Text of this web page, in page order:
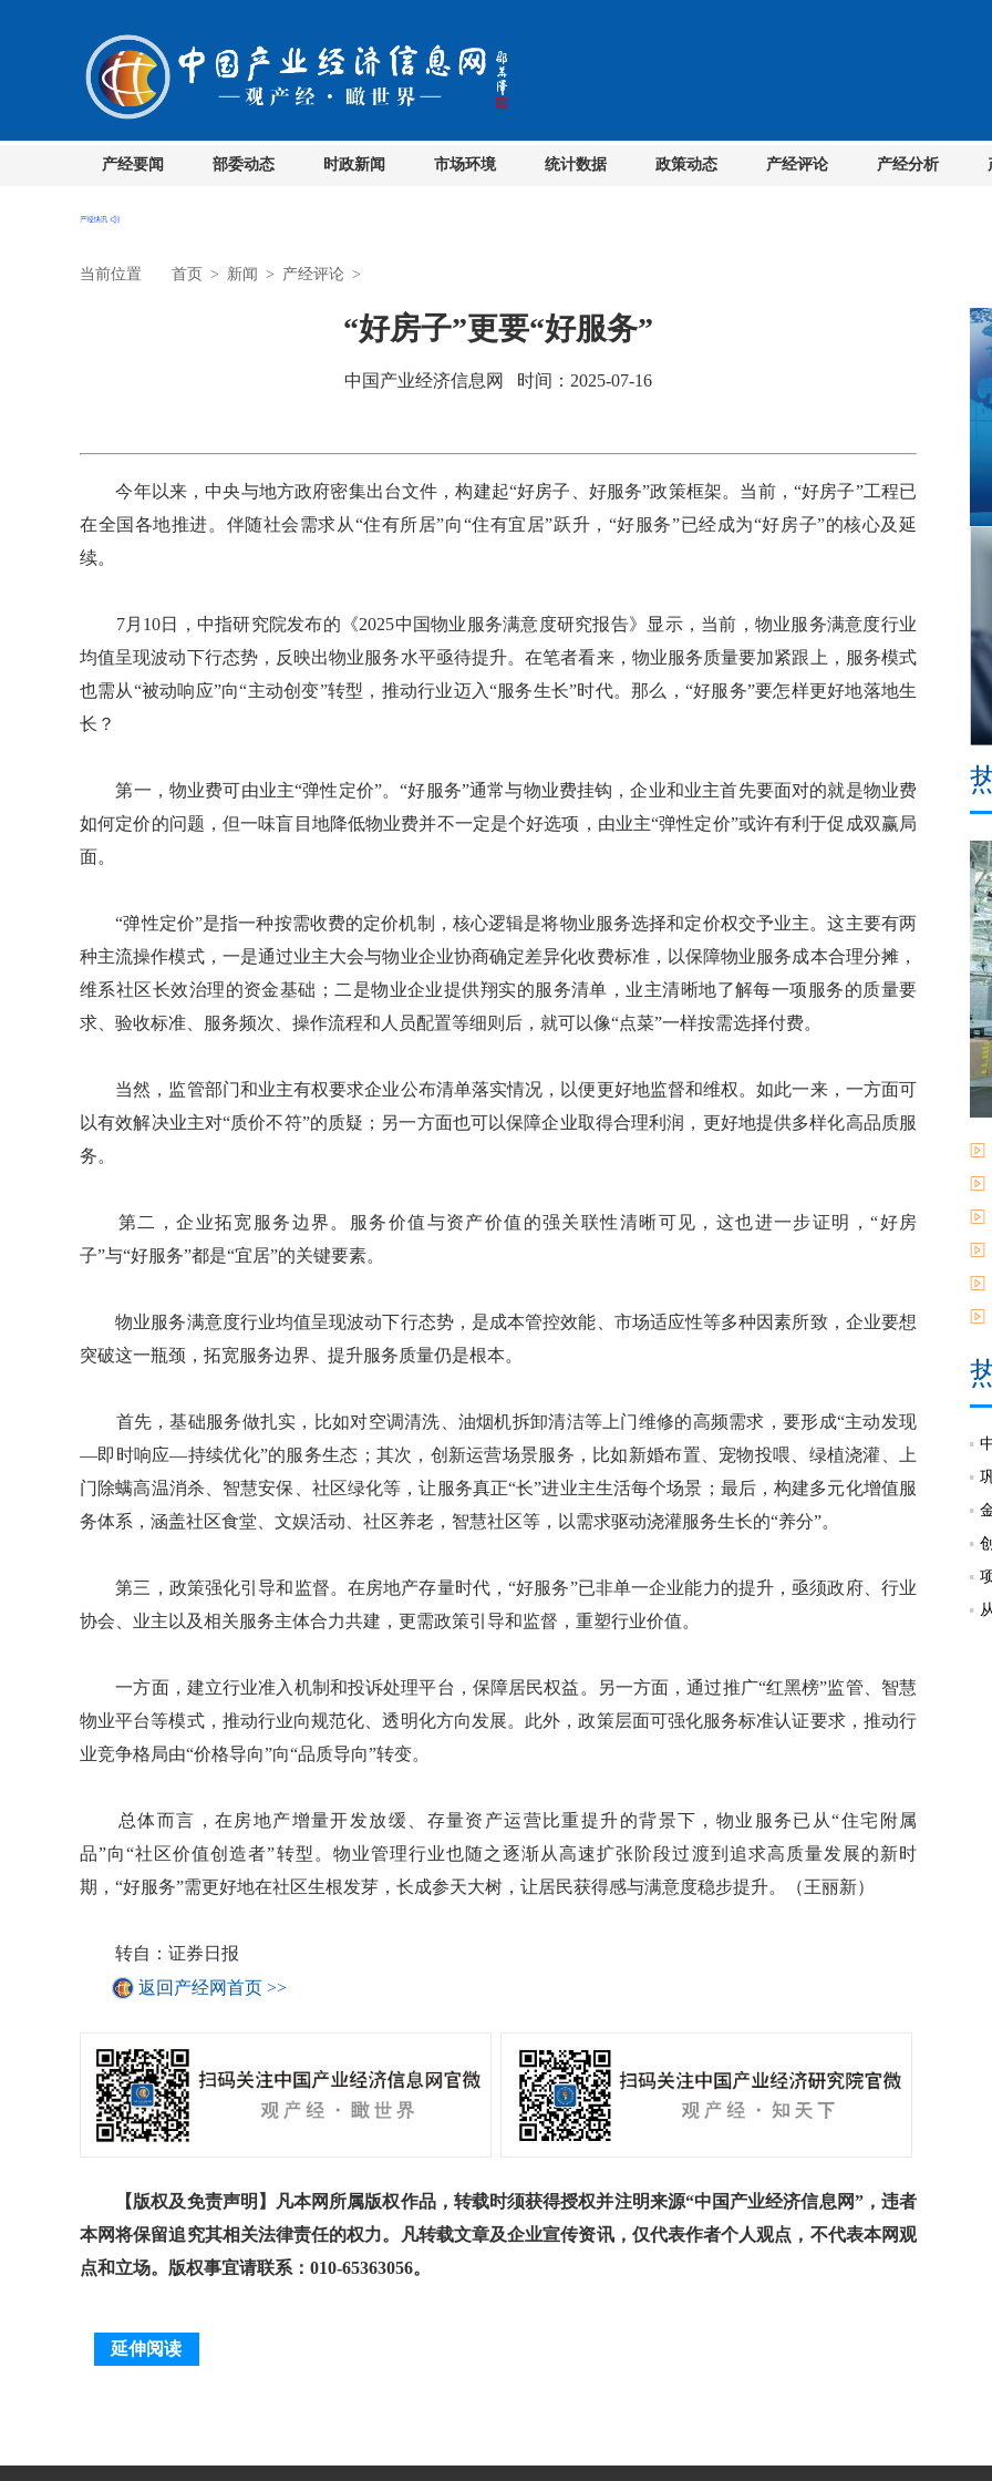
产经要闻 部委动态 时政新闻 市场环境 统计数据 政策动态 产经评论 产经分析
当前位置 首页 > 新闻 > 产经评论 >
“好房子”更要“好服务”
中国产业经济信息网 时间：2025-07-16
今年以来，中央与地方政府密集出台文件，构建起“好房子、好服务”政策框架。当前，“好房子”工程已
在全国各地推进。伴随社会需求从“住有所居”向“住有宜居”跃升，“好服务”已经成为“好房子”的核心及延
续。
7月10日，中指研究院发布的《2025中国物业服务满意度研究报告》显示，当前，物业服务满意度行业
均值呈现波动下行态势，反映出物业服务水平亟待提升。在笔者看来，物业服务质量要加紧跟上，服务模式
也需从“被动响应”向“主动创变”转型，推动行业迈入“服务生长”时代。那么，“好服务”要怎样更好地落地生
长？
第一，物业费可由业主“弹性定价”。“好服务”通常与物业费挂钩，企业和业主首先要面对的就是物业费
如何定价的问题，但一味盲目地降低物业费并不一定是个好选项，由业主“弹性定价”或许有利于促成双赢局
面。
“弹性定价”是指一种按需收费的定价机制，核心逻辑是将物业服务选择和定价权交予业主。这主要有两
种主流操作模式，一是通过业主大会与物业企业协商确定差异化收费标准，以保障物业服务成本合理分摊，
维系社区长效治理的资金基础；二是物业企业提供翔实的服务清单，业主清晰地了解每一项服务的质量要
求、验收标准、服务频次、操作流程和人员配置等细则后，就可以像“点菜”一样按需选择付费。
当然，监管部门和业主有权要求企业公布清单落实情况，以便更好地监督和维权。如此一来，一方面可
以有效解决业主对“质价不符”的质疑；另一方面也可以保障企业取得合理利润，更好地提供多样化高品质服
务。
第二，企业拓宽服务边界。服务价值与资产价值的强关联性清晰可见，这也进一步证明，“好房
子”与“好服务”都是“宜居”的关键要素。
物业服务满意度行业均值呈现波动下行态势，是成本管控效能、市场适应性等多种因素所致，企业要想
突破这一瓶颈，拓宽服务边界、提升服务质量仍是根本。
首先，基础服务做扎实，比如对空调清洗、油烟机拆卸清洁等上门维修的高频需求，要形成“主动发现
—即时响应—持续优化”的服务生态；其次，创新运营场景服务，比如新婚布置、宠物投喂、绿植浇灌、上
门除螨高温消杀、智慧安保、社区绿化等，让服务真正“长”进业主生活每个场景；最后，构建多元化增值服
务体系，涵盖社区食堂、文娱活动、社区养老，智慧社区等，以需求驱动浇灌服务生长的“养分”。
第三，政策强化引导和监督。在房地产存量时代，“好服务”已非单一企业能力的提升，亟须政府、行业
协会、业主以及相关服务主体合力共建，更需政策引导和监督，重塑行业价值。
一方面，建立行业准入机制和投诉处理平台，保障居民权益。另一方面，通过推广“红黑榜”监管、智慧
物业平台等模式，推动行业向规范化、透明化方向发展。此外，政策层面可强化服务标准认证要求，推动行
业竞争格局由“价格导向”向“品质导向”转变。
总体而言，在房地产增量开发放缓、存量资产运营比重提升的背景下，物业服务已从“住宅附属
品”向“社区价值创造者”转型。物业管理行业也随之逐渐从高速扩张阶段过渡到追求高质量发展的新时
期，“好服务”需更好地在社区生根发芽，长成参天大树，让居民获得感与满意度稳步提升。（王丽新）
转自：证券日报
返回产经网首页 >>
【版权及免责声明】凡本网所属版权作品，转载时须获得授权并注明来源“中国产业经济信息网”，违者
本网将保留追究其相关法律责任的权力。凡转载文章及企业宣传资讯，仅代表作者个人观点，不代表本网观
点和立场。版权事宜请联系：010-65363056。
延伸阅读